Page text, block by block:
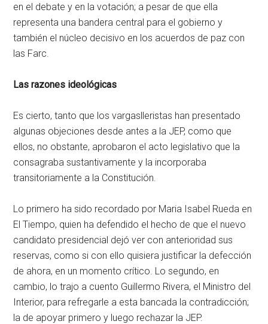
en el debate y en la votación; a pesar de que ella
representa una bandera central para el gobierno y
también el núcleo decisivo en los acuerdos de paz con
las Farc.
Las razones ideológicas
Es cierto, tanto que los vargaslleristas han presentado
algunas objeciones desde antes a la JEP, como que
ellos, no obstante, aprobaron el acto legislativo que la
consagraba sustantivamente y la incorporaba
transitoriamente a la Constitución.
Lo primero ha sido recordado por Maria Isabel Rueda en
El Tiempo, quien ha defendido el hecho de que el nuevo
candidato presidencial dejó ver con anterioridad sus
reservas, como si con ello quisiera justificar la defección
de ahora, en un momento crítico. Lo segundo, en
cambio, lo trajo a cuento Guillermo Rivera, el Ministro del
Interior, para refregarle a esta bancada la contradicción;
la de apoyar primero y luego rechazar la JEP.